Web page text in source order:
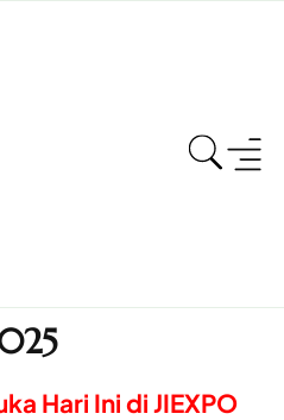
Hari Ini di JIEXPO